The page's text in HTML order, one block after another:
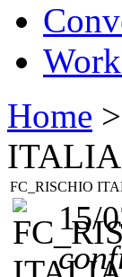
Home >
ITALIA
FC_RISCHIO
15/